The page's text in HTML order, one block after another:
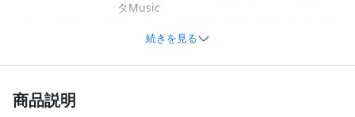
タMusic
遊木 真 / ゆうき まこと / 遊木真 / Makoto
こちゃん / まこ
イメージ
続きを見る
商品説明